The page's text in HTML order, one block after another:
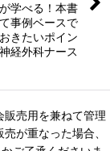
学べる！本書
事例ベースで
きたいポイン
経外科ナース
売用を兼ねて管理
が重なった場合、